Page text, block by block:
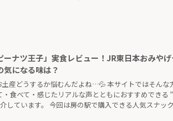
ーナツ王子」実食レビュー！JR東日本おみや
気になる味は？
産どうするか悩むんだよね…💦 本サイトではそんな
・食べて・感じたリアルな声とともにおすすめできる
しています。 今回は房の駅で購入できる人気スナック